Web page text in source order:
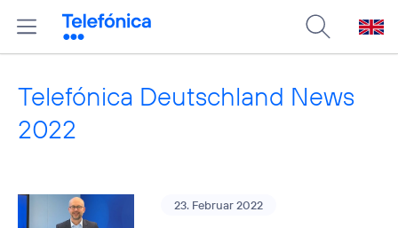
Telefónica Deutschland News
2022
23. Februar 2022